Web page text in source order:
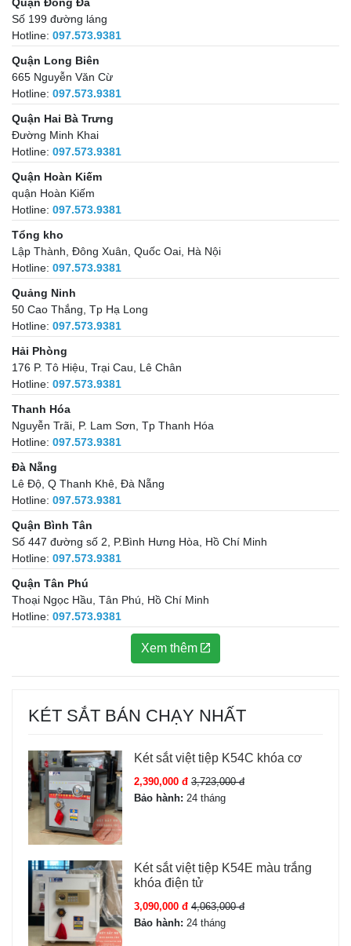
Số 199 đường láng
Hotline: 097.573.9381
Quận Long Biên
665 Nguyễn Văn Cừ
Hotline: 097.573.9381
Quận Hai Bà Trưng
Đường Minh Khai
Hotline: 097.573.9381
Quận Hoàn Kiếm
quận Hoàn Kiếm
Hotline: 097.573.9381
Tổng kho
Lập Thành, Đông Xuân, Quốc Oai, Hà Nội
Hotline: 097.573.9381
Quảng Ninh
50 Cao Thắng, Tp Hạ Long
Hotline: 097.573.9381
Hải Phòng
176 P. Tô Hiệu, Trại Cau, Lê Chân
Hotline: 097.573.9381
Thanh Hóa
Nguyễn Trãi, P. Lam Sơn, Tp Thanh Hóa
Hotline: 097.573.9381
Đà Nẵng
Lê Độ, Q Thanh Khê, Đà Nẵng
Hotline: 097.573.9381
Quận Bình Tân
Số 447 đường số 2, P.Bình Hưng Hòa, Hồ Chí Minh
Hotline: 097.573.9381
Quận Tân Phú
Thoại Ngọc Hầu, Tân Phú, Hồ Chí Minh
Hotline: 097.573.9381
Xem thêm
KÉT SẮT BÁN CHẠY NHẤT
Két sắt việt tiệp K54C khóa cơ
2,390,000 đ 3,723,000 đ
Bảo hành: 24 tháng
Két sắt việt tiệp K54E màu trắng
khóa điện tử
3,090,000 đ 4,063,000 đ
Bảo hành: 24 tháng